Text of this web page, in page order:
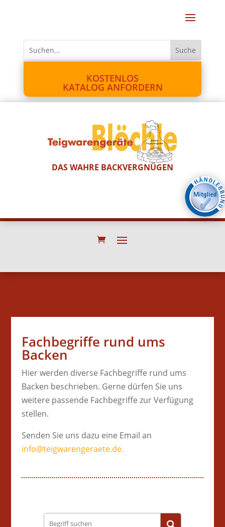
KOSTENLOS
KATALOG ANFORDERN
DAS WAHRE BACKVERGNÜGEN
Fachbegriffe rund ums
Backen
Hier werden diverse Fachbegriffe rund ums
Backen beschrieben. Gerne dürfen Sie uns
weitere passende Fachbegriffe zur Verfügung
stellen.
Senden Sie uns dazu eine Email an
info@teigwarengeraete.de.
Begriff